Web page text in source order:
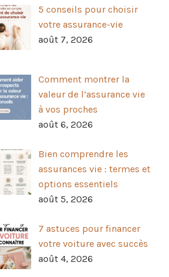
5 conseils pour choisir
votre assurance-vie
août 7, 2026
Comment montrer la
valeur de l’assurance vie
à vos proches
août 6, 2026
Bien comprendre les
assurances vie : termes et
options essentiels
août 5, 2026
7 astuces pour financer
votre voiture avec succès
août 4, 2026